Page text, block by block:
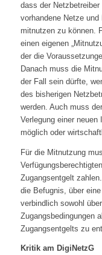
dass der
vorhandene Netze
mitnutzen zu können.
einen eigenen
der die
Danach muss die
der Fall sein dürfte,
des bisherigen
werden. Auch muss
Verlegung einer
möglich oder
Für die Mitnutzung
Zugangsentgelt
die Befugnis, über
verbindlich sowohl
Zugangsbedingungen
Zugangsentgelts zu
Kritik am DigiNetzG